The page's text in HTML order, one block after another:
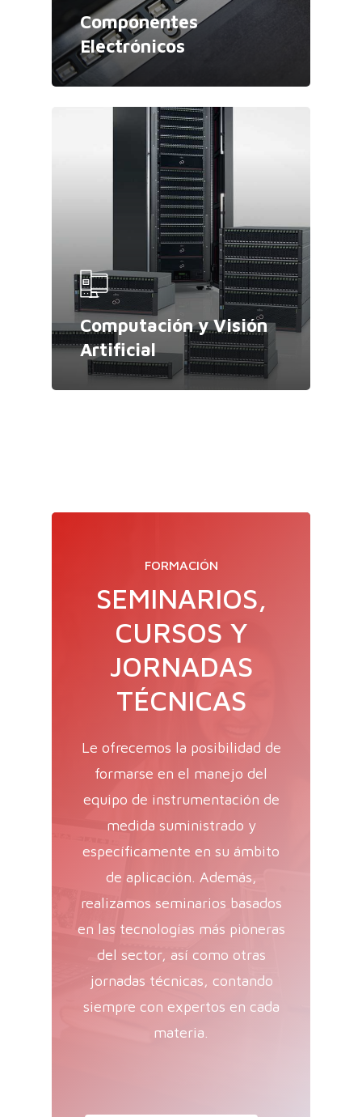
Componentes
Electrónicos
Computación y Visión
Artificial
FORMACIÓN
SEMINARIOS,
CURSOS Y
JORNADAS
TÉCNICAS
Le ofrecemos la posibilidad de
formarse en el manejo del
equipo de instrumentación de
medida suministrado y
específicamente en su ámbito
de aplicación. Además,
realizamos seminarios basados
en las tecnologías más pioneras
del sector, así como otras
jornadas técnicas, contando
siempre con expertos en cada
materia.